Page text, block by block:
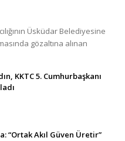
Üsküdar Belediyesine
gözaltına alınan
KKTC 5. Cumhurbaşkanı
“Ortak Akıl Güven Üretir”